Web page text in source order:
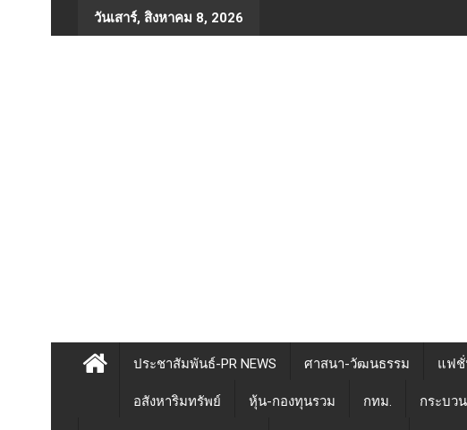
to
วันเสาร์, สิงหาคม 8, 2026
ประชาสัมพันธ์-PR NEWS ศาสนา-วัฒนธรรม แฟชั่
อสังหาริมทรัพย์ หุ้น-กองทุนรวม กทม. กระบว